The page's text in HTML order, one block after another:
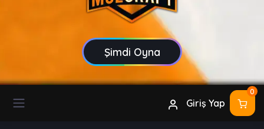
Şimdi Oyna
Giriş Yap
0